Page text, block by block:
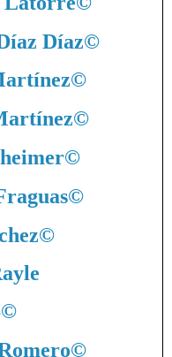
Díaz©
©
©
©
©
©
©
©